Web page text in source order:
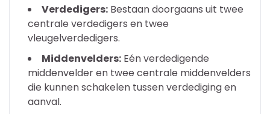
Verdedigers: Bestaan doorgaans uit twee
centrale verdedigers en twee
vleugelverdedigers.
Middenvelders: Eén verdedigende
middenvelder en twee centrale middenvelders
die kunnen schakelen tussen verdediging en
aanval.